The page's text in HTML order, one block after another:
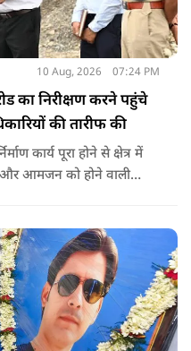
10 Aug, 2026 07:24 PM
का निरीक्षण करने पहुंचे
की तारीफ की
कार्य पूरा होने से क्षेत्र में
और आमजन को होने वाली